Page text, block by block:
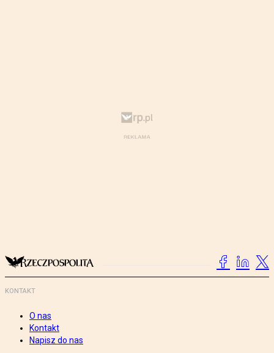
KONTAKT
O nas
Kontakt
Napisz do nas